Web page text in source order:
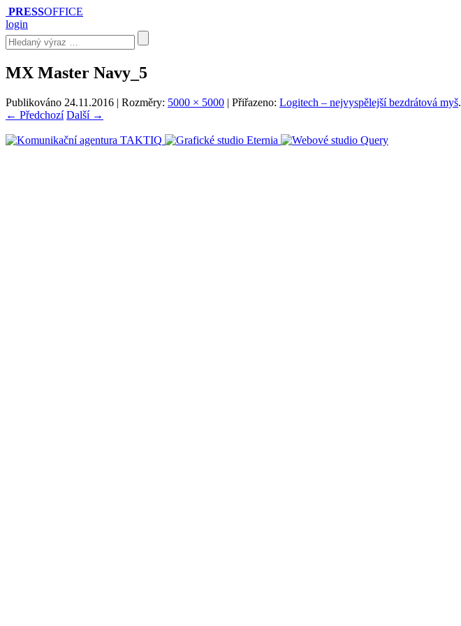
PRESSOFFICE
login
MX Master Navy_5
Publikováno 24.11.2016 | Rozměry: 5000 × 5000 | Přiřazeno: Logitech – nejvyspělejší bezdrátová myš.
← Předchozí Další →